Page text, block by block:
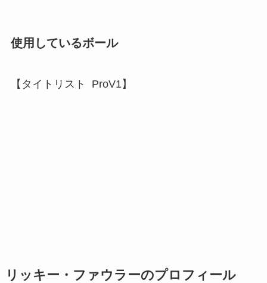
使用しているボール
【タイトリスト ProV1】
リッキー・ファウラーのプロフィール